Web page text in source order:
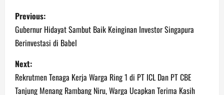
P
o
s
t
Previous:
Gubernur Hidayat Sambut Baik Keinginan Investor Singapura
Berinvestasi di Babel
Next:
Rekrutmen Tenaga Kerja Warga Ring 1 di PT ICL Dan PT CBE
Tanjung Menang Rambang Niru, Warga Ucapkan Terima Kasih